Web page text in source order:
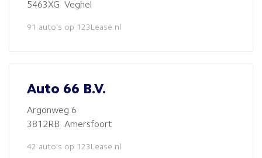
5463XG Veghel
91 auto's op 123Lease.nl
Auto 66 B.V.
Argonweg 6
3812RB Amersfoort
42 auto's op 123Lease.nl